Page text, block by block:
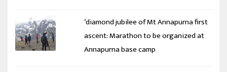
‘diamond jubilee of Mt Annapurna first
ascent: Marathon to be organized at
Annapurna base camp